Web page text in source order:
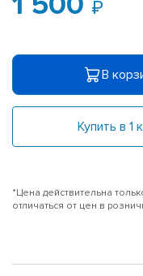
В
Купить в 1
*Цена действительна
отличаться от цен в